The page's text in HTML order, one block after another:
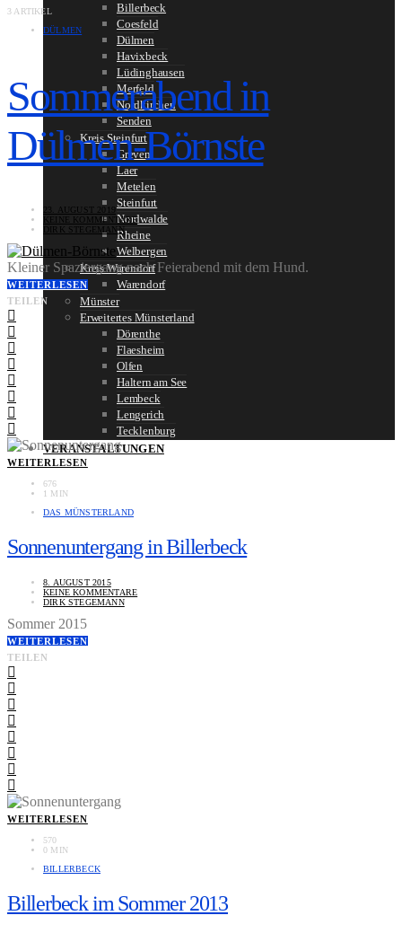
Billerbeck
Coesfeld
Dülmen
Havixbeck
Lüdinghausen
Merfeld
Nordkirchen
Senden
Kreis Steinfurt
Greven
Laer
Metelen
Steinfurt
Nordwalde
Rheine
Welbergen
Kreis Warendorf
Warendorf
Münster
Erweitertes Münsterland
Dörenthe
Flaesheim
Olfen
Haltern am See
Lembeck
Lengerich
Tecklenburg
VERANSTALTUNGEN
3 ARTIKEL
DÜLMEN
Sommerabend in
Dülmen-Börnste
23. AUGUST 2019
KEINE KOMMENTARE
DIRK STEGEMANN
Kleiner Spaziergang nach Feierabend mit dem Hund.
WEITERLESEN
TEILEN
WEITERLESEN
676
1 MIN
DAS MÜNSTERLAND
Sonnenuntergang in Billerbeck
8. AUGUST 2015
KEINE KOMMENTARE
DIRK STEGEMANN
Sommer 2015
WEITERLESEN
TEILEN
WEITERLESEN
570
0 MIN
BILLERBECK
Billerbeck im Sommer 2013